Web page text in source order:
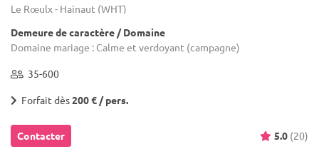
Le Rœulx - Hainaut (WHT)
Demeure de caractère / Domaine
Domaine mariage : Calme et verdoyant (campagne)
35-600
Forfait dès200 € / pers.
Contacter 5.0 (20)